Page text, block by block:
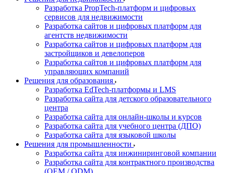
Разработка PropTech-платформ и цифровых
сервисов для недвижимости
Разработка сайтов и цифровых платформ для
агентств недвижимости
Разработка сайтов и цифровых платформ для
застройщиков и девелоперов
Разработка сайтов и цифровых платформ для
управляющих компаний
Решения для образования
Разработка EdTech-платформы и LMS
Разработка сайта для детского образовательного
центра
Разработка сайта для онлайн-школы и курсов
Разработка сайта для учебного центра (ДПО)
Разработка сайта для языковой школы
Решения для промышленности
Разработка сайта для инжиниринговой компании
Разработка сайта для контрактного производства
(OEM / ODM)